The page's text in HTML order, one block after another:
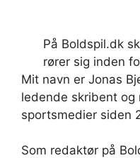
På Boldspil.dk
rører sig inden
Mit navn er Jonas
ledende skribent og
sportsmedier siden
Som redaktør på